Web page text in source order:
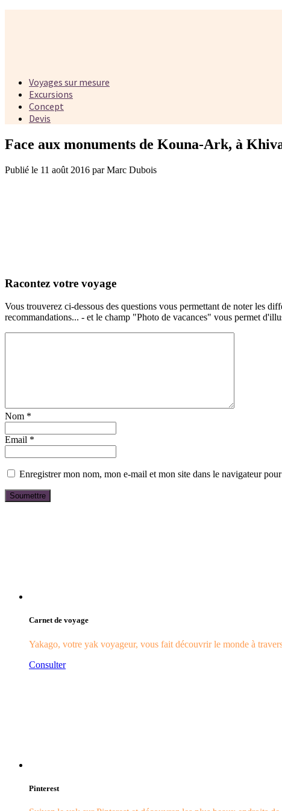
Voyages sur mesure
Excursions
Concept
Devis
Face aux monuments de Kouna-Ark, à
Publié le 11 août 2016 par Marc Dubois
Racontez votre voyage
Vous trouverez ci-dessous des questions vous permettant de noter les
recommandations... - et le champ "Photo de vacances" vous permet
Nom *
Email *
Enregistrer mon nom, mon e-mail et mon site dans le navigateur
Carnet de voyage
Yakago, votre yak voyageur, vous fait découvrir le monde à
Consulter
Pinterest